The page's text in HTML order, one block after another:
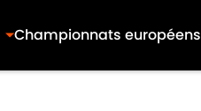
Championnats européens